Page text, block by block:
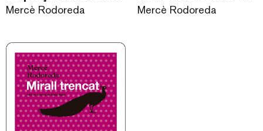
Mercè Rodoreda Mercè Rodoreda